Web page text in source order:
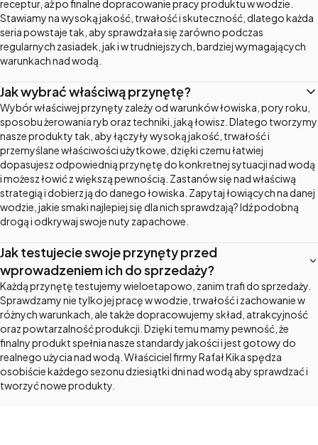
receptur, aż po finalne dopracowanie pracy produktu w wodzie.
Stawiamy na wysoką jakość, trwałość i skuteczność, dlatego każda
seria powstaje tak, aby sprawdzała się zarówno podczas
regularnych zasiadek, jak i w trudniejszych, bardziej wymagających
warunkach nad wodą.
Jak wybrać właściwą przynętę?
Wybór właściwej przynęty zależy od warunków łowiska, pory roku,
sposobu żerowania ryb oraz techniki, jaką łowisz. Dlatego tworzymy
nasze produkty tak, aby łączyły wysoką jakość, trwałość i
przemyślane właściwości użytkowe, dzięki czemu łatwiej
dopasujesz odpowiednią przynętę do konkretnej sytuacji nad wodą
i możesz łowić z większą pewnością. Zastanów się nad właściwą
strategią i dobierz ją do danego łowiska. Zapytaj łowiących na danej
wodzie, jakie smaki najlepiej się dla nich sprawdzają? Idź podobną
drogą i odkrywaj swoje nuty zapachowe.
Jak testujecie swoje przynęty przed
wprowadzeniem ich do sprzedaży?
Każdą przynętę testujemy wieloetapowo, zanim trafi do sprzedaży.
Sprawdzamy nie tylko jej pracę w wodzie, trwałość i zachowanie w
różnych warunkach, ale także dopracowujemy skład, atrakcyjność
oraz powtarzalność produkcji. Dzięki temu mamy pewność, że
finalny produkt spełnia nasze standardy jakości i jest gotowy do
realnego użycia nad wodą. Właściciel firmy Rafał Kika spędza
osobiście każdego sezonu dziesiątki dni nad wodą aby sprawdzać i
tworzyć nowe produkty.